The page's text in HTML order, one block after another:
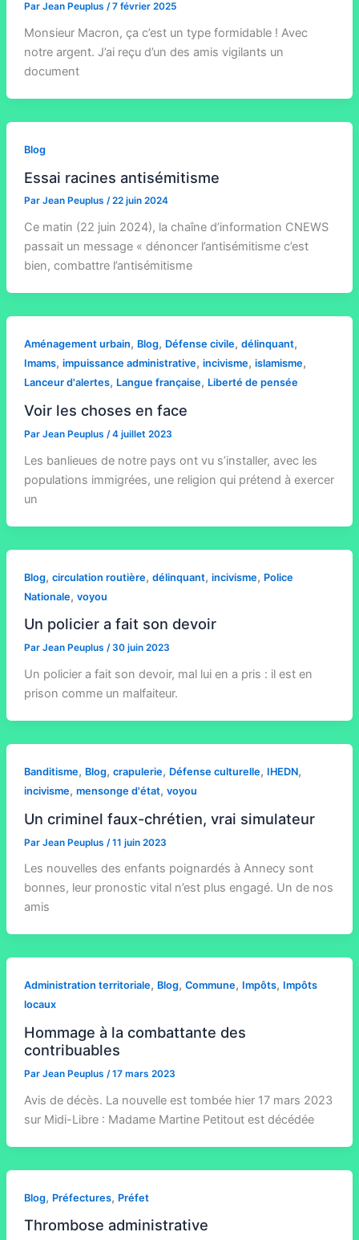
Par Jean Peuplus /7 février 2025
Monsieur Macron, ça c’est un type formidable ! Avec
notre argent. J’ai reçu d’un des amis vigilants un
document
Blog
Essai racines antisémitisme
Par Jean Peuplus /22 juin 2024
Ce matin (22 juin 2024), la chaîne d’information CNEWS
passait un message « dénoncer l’antisémitisme c’est
bien, combattre l’antisémitisme
Aménagement urbain, Blog, Défense civile, délinquant,
Imams, impuissance administrative, incivisme, islamisme,
Lanceur d'alertes, Langue française, Liberté de pensée
Voir les choses en face
Par Jean Peuplus /4 juillet 2023
Les banlieues de notre pays ont vu s’installer, avec les
populations immigrées, une religion qui prétend à exercer
un
Blog, circulation routière, délinquant, incivisme, Police
Nationale, voyou
Un policier a fait son devoir
Par Jean Peuplus /30 juin 2023
Un policier a fait son devoir, mal lui en a pris : il est en
prison comme un malfaiteur.
Banditisme, Blog, crapulerie, Défense culturelle, IHEDN,
incivisme, mensonge d'état, voyou
Un criminel faux-chrétien, vrai simulateur
Par Jean Peuplus /11 juin 2023
Les nouvelles des enfants poignardés à Annecy sont
bonnes, leur pronostic vital n’est plus engagé. Un de nos
amis
Administration territoriale, Blog, Commune, Impôts, Impôts
locaux
Hommage à la combattante des
contribuables
Par Jean Peuplus /17 mars 2023
Avis de décès. La nouvelle est tombée hier 17 mars 2023
sur Midi-Libre : Madame Martine Petitout est décédée
Blog, Préfectures, Préfet
Thrombose administrative